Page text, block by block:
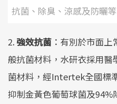
抗菌、除臭、涼感及防曬等
2.強效抗菌 ：有別於市面
般抗菌材料，水研衣採用
菌材料，經Intertek全國標
抑制金黃色葡萄球菌及94%